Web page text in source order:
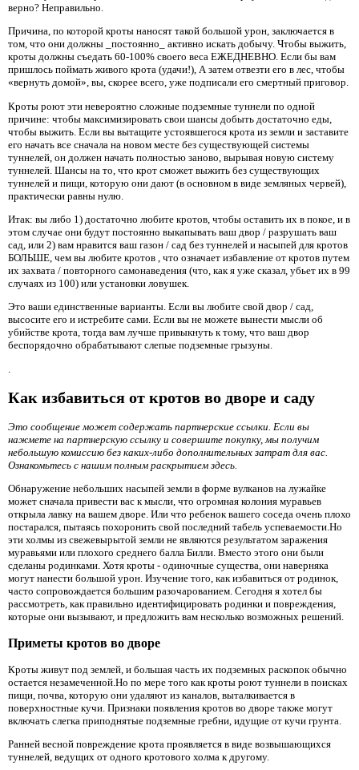
верно? Неправильно.
Причина, по которой кроты наносят такой большой урон, заключается в
том, что они должны _постоянно_ активно искать добычу. Чтобы выжить,
кроты должны съедать 60-100% своего веса ЕЖЕДНЕВНО. Если бы вам
пришлось поймать живого крота (удачи!), А затем отвезти его в лес, чтобы
«вернуть домой», вы, скорее всего, уже подписали его смертный приговор.
Кроты роют эти невероятно сложные подземные туннели по одной
причине: чтобы максимизировать свои шансы добыть достаточно еды,
чтобы выжить. Если вы вытащите устоявшегося крота из земли и заставите
его начать все сначала на новом месте без существующей системы
туннелей, он должен начать полностью заново, вырывая новую систему
туннелей. Шансы на то, что крот сможет выжить без существующих
туннелей и пищи, которую они дают (в основном в виде земляных червей),
практически равны нулю.
Итак: вы либо 1) достаточно любите кротов, чтобы оставить их в покое, и в
этом случае они будут постоянно выкапывать ваш двор / разрушать ваш
сад, или 2) вам нравится ваш газон / сад без туннелей и насыпей для кротов
БОЛЬШЕ, чем вы любите кротов , что означает избавление от кротов путем
их захвата / повторного самонаведения (что, как я уже сказал, убьет их в 99
случаях из 100) или установки ловушек.
Это ваши единственные варианты. Если вы любите свой двор / сад,
высосите его и истребите сами. Если вы не можете вынести мысли об
убийстве крота, тогда вам лучше привыкнуть к тому, что ваш двор
беспорядочно обрабатывают слепые подземные грызуны.
Как избавиться от кротов во дворе и саду
Это сообщение может содержать партнерские ссылки. Если вы
нажмете на партнерскую ссылку и совершите покупку, мы получим
небольшую комиссию без каких-либо дополнительных затрат для вас.
Ознакомьтесь с нашим полным раскрытием здесь.
Обнаружение небольших насыпей земли в форме вулканов на лужайке
может сначала привести вас к мысли, что огромная колония муравьев
открыла лавку на вашем дворе. Или что ребенок вашего соседа очень плохо
постарался, пытаясь похоронить свой последний табель успеваемости.Но
эти холмы из свежевырытой земли не являются результатом заражения
муравьями или плохого среднего балла Билли. Вместо этого они были
сделаны родинками. Хотя кроты - одиночные существа, они наверняка
могут нанести большой урон. Изучение того, как избавиться от родинок,
часто сопровождается большим разочарованием. Сегодня я хотел бы
рассмотреть, как правильно идентифицировать родинки и повреждения,
которые они вызывают, и предложить вам несколько возможных решений.
Приметы кротов во дворе
Кроты живут под землей, и большая часть их подземных раскопок обычно
остается незамеченной.Но по мере того как кроты роют туннели в поисках
пищи, почва, которую они удаляют из каналов, выталкивается в
поверхностные кучи. Признаки появления кротов во дворе также могут
включать слегка приподнятые подземные гребни, идущие от кучи грунта.
Ранней весной повреждение крота проявляется в виде возвышающихся
туннелей, ведущих от одного кротового холма к другому.